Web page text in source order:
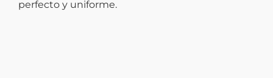
perfecto y uniforme.